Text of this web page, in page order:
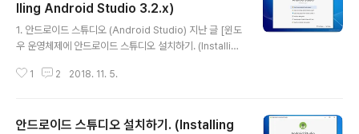
tp://www.oracle.com)" 홈페이지에 접속합니다. 2.1 J
DK 다운로드 2.1.1 JDK 다운로드 페이지 접속 [www.or
acle.com] 홈페이지에 접속한 다음, [Downloads]-[Ja
va SE]메뉴를 선택합니다. 2.1.2 JDK 버전 확인 및 선택
2016년 2월 ..
lling Android Studio 3.2.x)
1. 안드로이드 스튜디오 (Android Studio) 지난 글 [윈도
우 운영체제에 안드로이드 스튜디오 설치하기. (Installing
영체제에 안드로이드 스튜디오를 설치하는 방법에 대해 알
러, 2018년 10월 현재. 3.2.1 버전의 안드로이드 스튜디
1 2 2018. 11. 5.
안드로이드 스튜디오 설치하기. (Installing